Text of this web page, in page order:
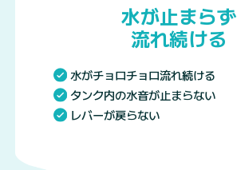
水が止まらず
流れ続ける
水がチョロチョロ流れ続ける
タンク内の水音が止まらない
レバーが戻らない